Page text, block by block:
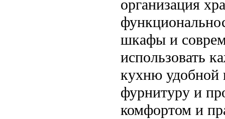
организация
шкафы и
использовать
кухню удобной
фурнитуру и
комфортом и